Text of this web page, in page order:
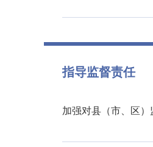
指导监督责任
加强对县（市、区）